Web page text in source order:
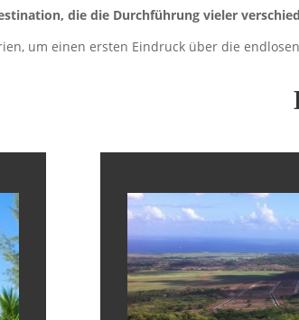
die die Durchführung vieler
um einen ersten Eindruck über die